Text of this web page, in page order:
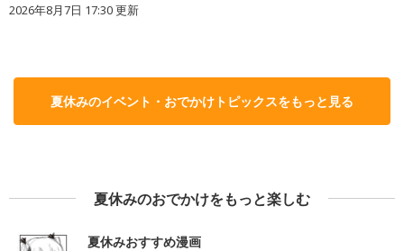
2026年8月7日 17:30更新
夏休みのイベント・おでかけトピックスをもっと見る
夏休みのおでかけをもっと楽しむ
夏休みおすすめ漫画